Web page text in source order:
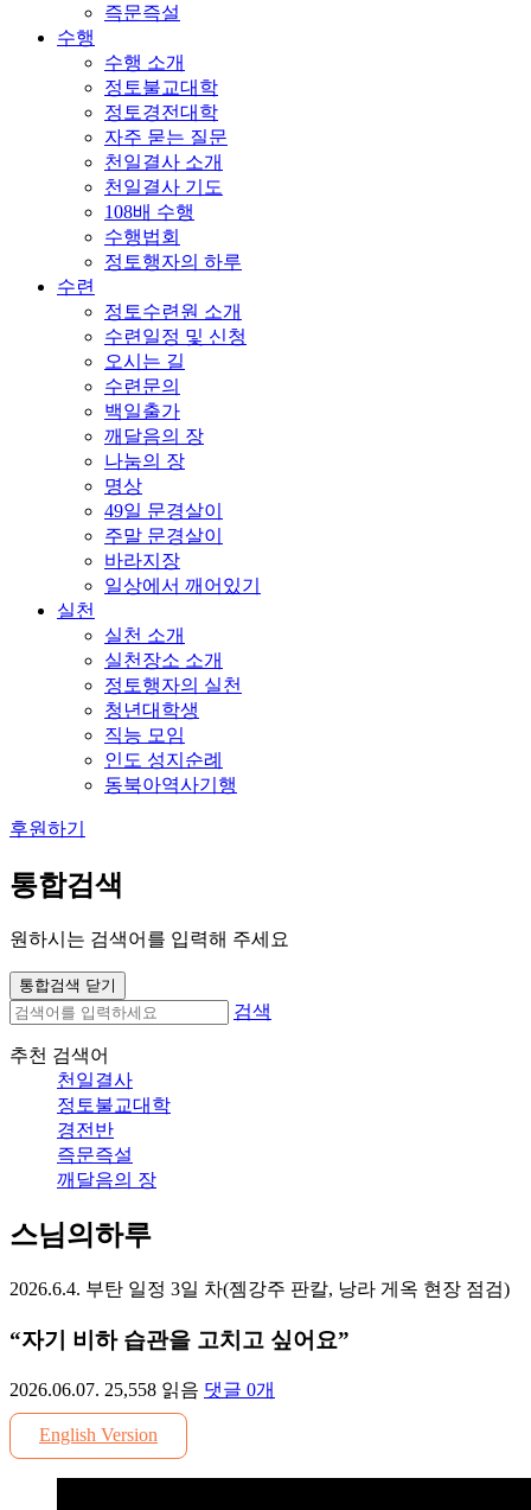
즉문즉설
수행
수행 소개
정토불교대학
정토경전대학
자주 묻는 질문
천일결사 소개
천일결사 기도
108배 수행
수행법회
정토행자의 하루
수련
정토수련원 소개
수련일정 및 신청
오시는 길
수련문의
백일출가
깨달음의 장
나눔의 장
명상
49일 문경살이
주말 문경살이
바라지장
일상에서 깨어있기
실천
실천 소개
실천장소 소개
정토행자의 실천
청년대학생
직능 모임
인도 성지순례
동북아역사기행
후원하기
통합검색
원하시는 검색어를 입력해 주세요
통합검색 닫기
검색
추천 검색어
천일결사
정토불교대학
경전반
즉문즉설
깨달음의 장
스님의하루
2026.6.4. 부탄 일정 3일 차(젬강주 판칼, 낭라 게옥 현장 점검)
“자기 비하 습관을 고치고 싶어요”
2026.06.07. 25,558 읽음 댓글 0개
English Version